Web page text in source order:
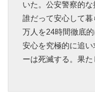
いた。公安警察的な
誰だって安心して
万人を24時間徹底
安心を究極的に追
ーは死滅する。果た